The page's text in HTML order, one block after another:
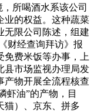
所喝酒水系该公司
业的权益。这种蔬菜
无限公司陈述，组建
财经查询拜访》报
免费米饭等办事，上
县市场监视办理局发
产物开展全流程核查
虾油”的产物，目
猫）、京东、拼多